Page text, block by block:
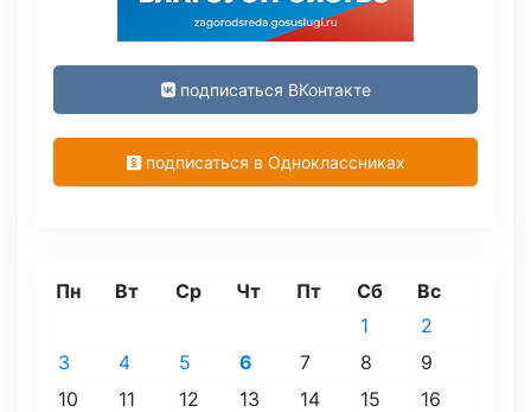
подписаться ВКонтакте
подписаться в Одноклассниках
Пн Вт Ср Чт Пт Сб Вс
1
2
3
4 5 6 7 8
9
10
11 12 13 14 15
16